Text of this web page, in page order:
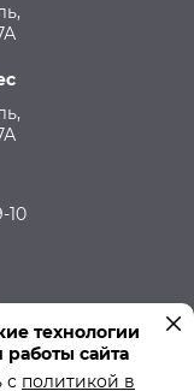
10
технологии
сайта
с политикой в